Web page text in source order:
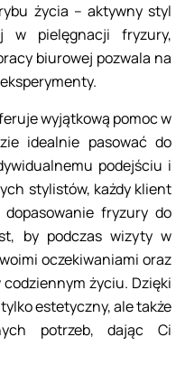
życia – aktywny styl
w pielęgnacji fryzury,
biurowej pozwala na
wyjątkową pomoc w
idealnie pasować do
podejściu i
stylistów, każdy klient
fryzury do
by podczas wizyty w
oczekiwaniami oraz
życiu. Dzięki
estetyczny, ale także
potrzeb, dając Ci